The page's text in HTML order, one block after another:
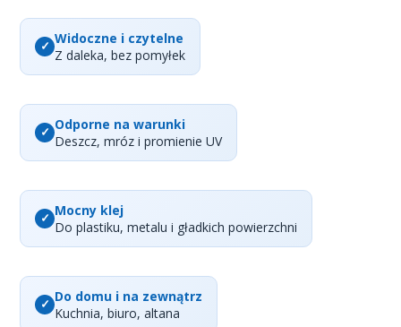
Widoczne i czytelne
Z daleka, bez pomyłek
Odporne na warunki
Deszcz, mróz i promienie UV
Mocny klej
Do plastiku, metalu i gładkich powierzchni
Do domu i na zewnątrz
Kuchnia, biuro, altana